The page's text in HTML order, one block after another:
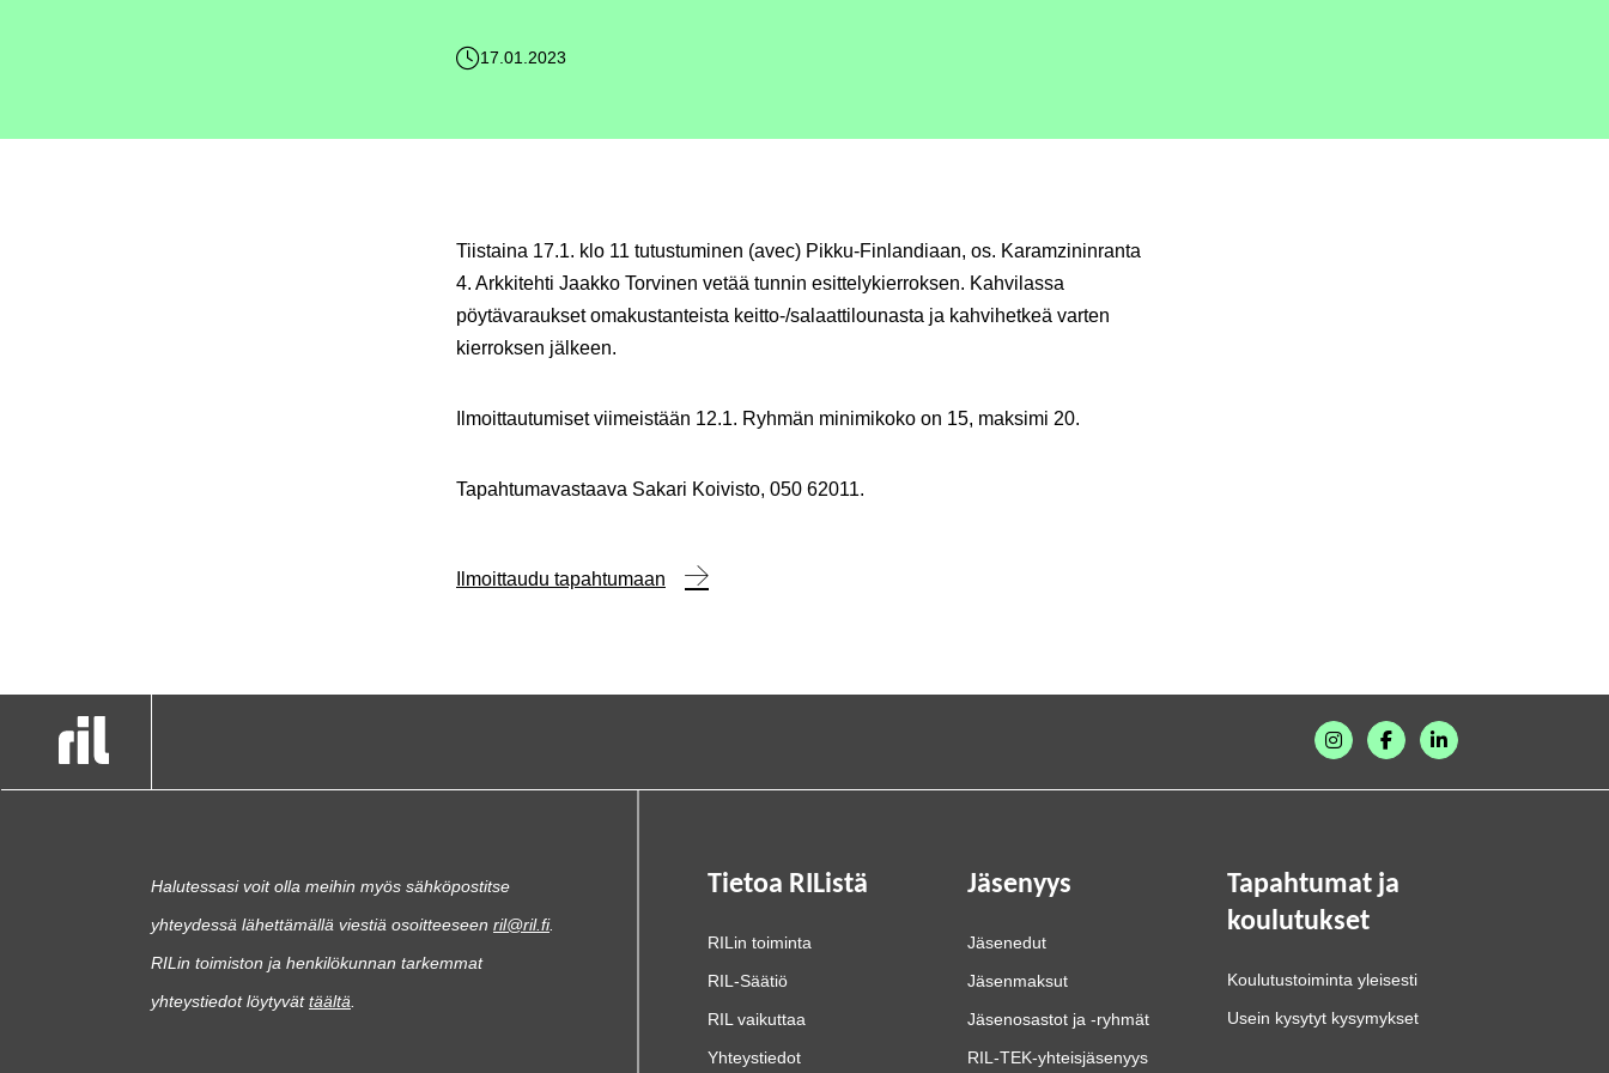
17.01.2023
Tiistaina 17.1. klo 11 tutustuminen (avec) Pikku-Finlandiaan, os. Karamzininranta
4. Arkkitehti Jaakko Torvinen vetää tunnin esittelykierroksen. Kahvilassa
pöytävaraukset omakustanteista keitto-/salaattilounasta ja kahvihetkeä varten
kierroksen jälkeen.
Ilmoittautumiset viimeistään 12.1. Ryhmän minimikoko on 15, maksimi 20.
Tapahtumavastaava Sakari Koivisto, 050 62011.
Ilmoittaudu tapahtumaan
Halutessasi voit olla meihin myös sähköpostitse
yhteydessä lähettämällä viestiä osoitteeseen ril@ril.fi.
RILin toimiston ja henkilökunnan tarkemmat
yhteystiedot löytyvättäältä
Tietoa RIListä
RILin toiminta
RIL-Säätiö
RIL vaikuttaa
Yhteystiedot
Jäsenyys
Jäsenedut
Jäsenmaksut
Jäsenosastot ja -ryhmät
RIL-TEK-yhteisjäsenyys
Tapahtumat ja
koulutukset
Koulutustoiminta yleisesti
Usein kysytyt kysymykset